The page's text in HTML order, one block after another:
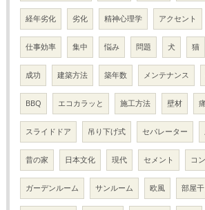
経年劣化 劣化 精神心理学 アクセント
仕事効率 集中 悩み 問題 犬 猫
成功 建築方法 築年数 メンテナンス
BBQ エコカラッと 施工方法 壁材
スライドドア 吊り下げ式 セパレーター
昔の家 日本文化 現代 セメント コ
ガーデンルーム サンルーム 欧風 部屋干